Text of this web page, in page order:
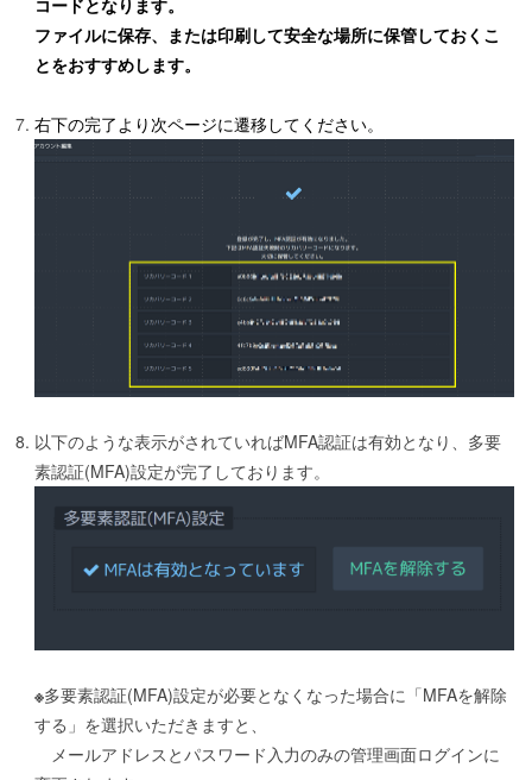
ファイルに保存、または印刷して安全な場所に保管しておくこ
とをおすすめします。
右下の完了より次ページに遷移してください。
以下のような表示がされていればMFA認証は有効となり、多要
素認証(MFA)設定が完了しております。
※多要素認証(MFA)設定が必要となくなった場合に「MFAを解除
する」を選択いただきますと、
メールアドレスとパスワード入力のみの管理画面ログインに